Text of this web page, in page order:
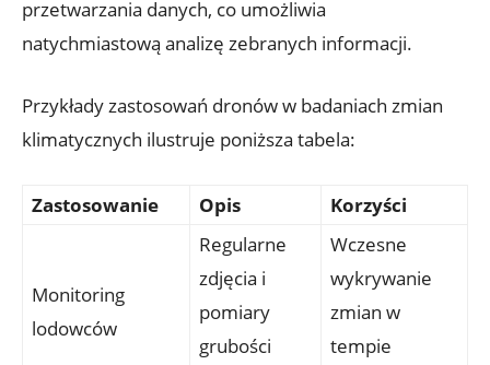
‍przetwarzania ‌danych,⁢ co umożliwia
natychmiastową analizę zebranych informacji.
Przykłady zastosowań dronów⁢ w badaniach zmian
klimatycznych ilustruje⁤ poniższa ⁣tabela:
Zastosowanie Opis Korzyści
Monitoring
lodowców
Regularne
zdjęcia i
pomiary
grubości ​
Wczesne
wykrywanie
zmian w⁢
tempie